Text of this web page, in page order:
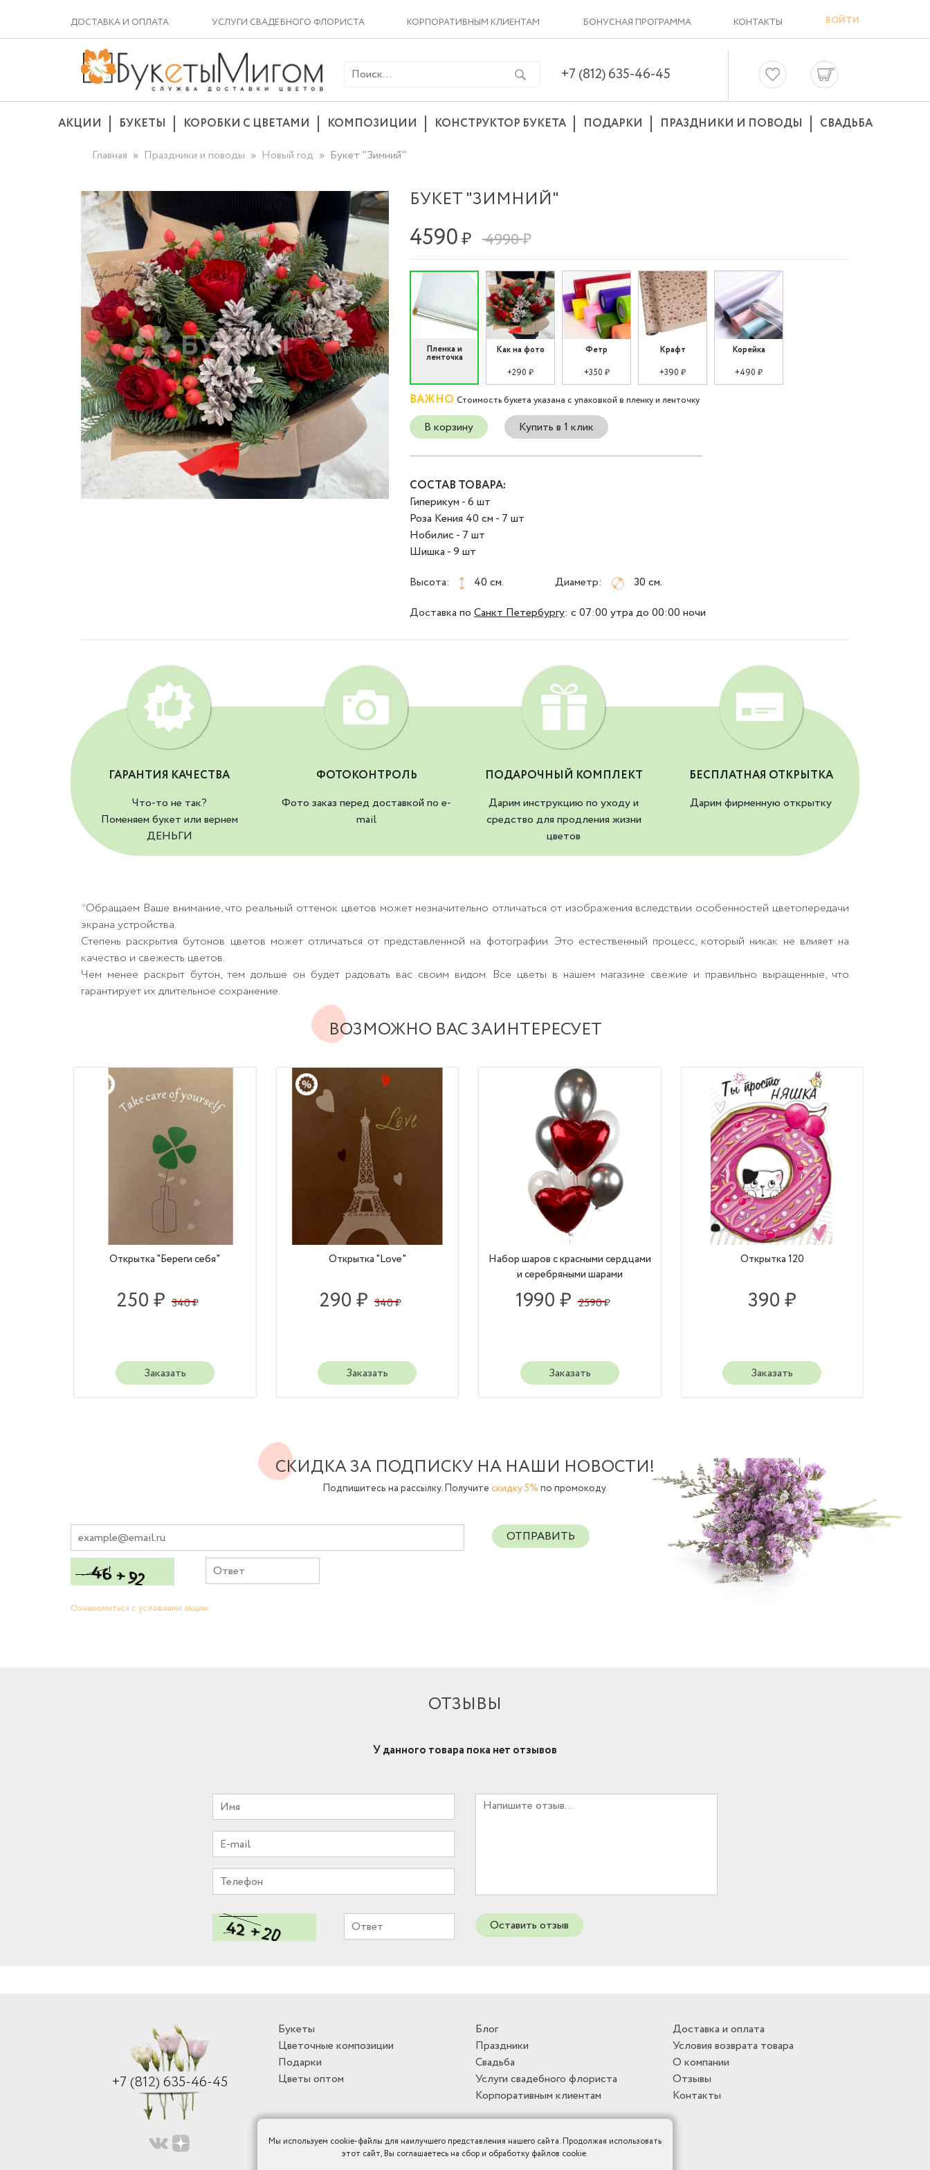
ДОСТАВКА И ОПЛАТА УСЛУГИ СВАДЕБНОГО ФЛОРИСТА КОРПОРАТИВНЫМ КЛИЕНТАМ БОНУСНАЯ ПРОГРАММА КОНТАКТЫ ВОЙТИ
+7 (812) 635-46-45
АКЦИИ БУКЕТЫ КОРОБКИ С ЦВЕТАМИ КОМПОЗИЦИИ КОНСТРУКТОР БУКЕТА ПОДАРКИ ПРАЗДНИКИ И ПОВОДЫ
СВАДЬБА
Главная
Праздники и поводы Новый год Букет "Зимний"
БУКЕТ "ЗИМНИЙ"
4590₽ 4990 ₽
Пленка и
ленточка
Как на фото
+290 ₽
Фетр
+350 ₽
Крафт
+390 ₽
Корейка
+490 ₽
ВАЖНО Стоимость букета указана с упаковкой в пленку и ленточку
В корзину Купить в 1 клик
СОСТАВ ТОВАРА:
Гиперикум - 6 шт
Роза Кения 40 см - 7 шт
Нобилис - 7 шт
Шишка - 9 шт
Высота:
40 см. Диаметр:
30 см.
Доставка по Санкт Петербургу: с 07:00 утра до 00:00 ночи
ГАРАНТИЯ КАЧЕСТВА
Что-то не так?
Поменяем букет или вернем
ДЕНЬГИ
ФОТОКОНТРОЛЬ
Фото заказ перед доставкой по e-
mail
ПОДАРОЧНЫЙ КОМПЛЕКТ
Дарим инструкцию по уходу и
средство для продления жизни
цветов
БЕСПЛАТНАЯ ОТКРЫТКА
Дарим фирменную открытку
*Обращаем Ваше внимание, что реальный оттенок цветов может незначительно отличаться от изображения вследствии особенностей цветопередачи
экрана устройства.
Степень раскрытия бутонов цветов может отличаться от представленной на фотографии. Это естественный процесс, который никак не влияет на
качество и свежесть цветов.
Чем менее раскрыт бутон, тем дольше он будет радовать вас своим видом. Все цветы в нашем магазине свежие и правильно выращенные, что
гарантирует их длительное сохранение.
ВОЗМОЖНО ВАС ЗАИНТЕРЕСУЕТ
Открытка "Береги себя"
250 ₽ 340 ₽
Заказать
Открытка "Love"
290 ₽ 340 ₽
Заказать
Набор шаров с красными сердцами
и серебряными шарами
1990 ₽ 2590 ₽
Заказать
Открытка 120
390 ₽
Заказать
СКИДКА ЗА ПОДПИСКУ НА НАШИ НОВОСТИ!
Подпишитесь на рассылку. Получите скидку 5% по промокоду.
ОТПРАВИТЬ
Ознакомиться с условиями акции
ОТЗЫВЫ
У данного товара пока нет отзывов
Оставить отзыв
+7 (812) 635-46-45
Букеты
Цветочные композиции
Подарки
Цветы оптом
Блог
Праздники
Свадьба
Услуги свадебного флориста
Корпоративным клиентам
Доставка и оплата
Условия возврата товара
О компании
Отзывы
Контакты
Мы используем cookie-файлы для наилучшего представления нашего сайта. Продолжая использовать
этот сайт, Вы соглашаетесь на сбор и обработку файлов cookie.